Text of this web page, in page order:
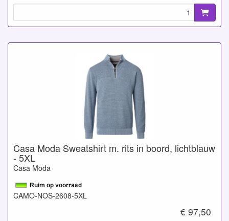
Casa Moda Sweatshirt m. rits in boord, lichtblauw
- 5XL
Casa Moda
CAMO-NOS-2608-5XL
€ 97,50